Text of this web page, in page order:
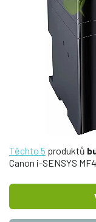
Těchto 5 produktů
Canon i-SENSYS